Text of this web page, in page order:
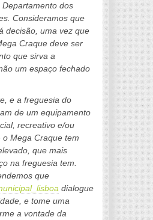
dos
Consideramos que
decisão, uma vez que
Craque deve ser
que sirva a
um espaço fechado
e a freguesia do
de um equipamento
recreativo e/ou
o Mega Craque tem
que mais
na freguesia tem.
que
dialogue
e tome uma
a vontade da